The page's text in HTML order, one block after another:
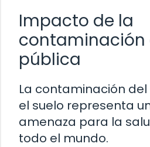
Impacto de la
contaminación
pública
La contaminación
el suelo representa
amenaza para la
todo el mundo.